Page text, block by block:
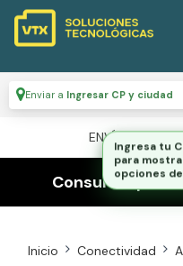
Enviar a Ingresar CP y ciudad
ENVÍO GRATIS
Consultas por
Inicio Conectividad